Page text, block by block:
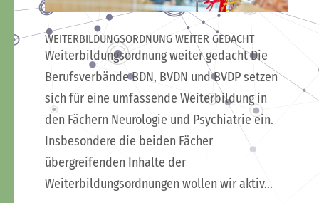
WEITERBILDUNGSORDNUNG WEITER GEDACHT
Weiterbildungsordnung weiter gedacht Die
Berufsverbände BDN, BVDN und BVDP setzen
sich für eine umfassende Weiterbildung in
den Fächern Neurologie und Psychiatrie ein.
Insbesondere die beiden Fächer
übergreifenden Inhalte der
Weiterbildungsordnungen wollen wir aktiv...